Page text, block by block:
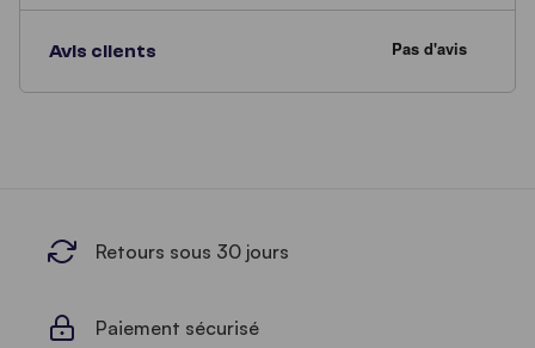
Avis clients
Retours sous 30 jours
Paiement sécurisé